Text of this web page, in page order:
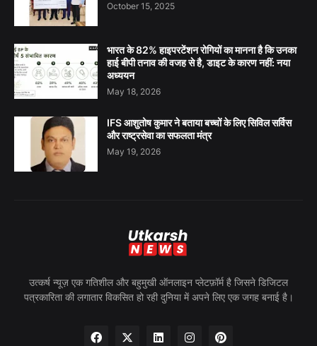
October 15, 2025
भारत के 82% हाइपरटेंशन रोगियों का मानना है कि उनका
हाई बीपी तनाव की वजह से है, डाइट के कारण नहीं: नया
अध्ययन
May 18, 2026
IFS आशुतोष कुमार ने बताया बच्चों के लिए सिविल सर्विस
और राष्ट्रसेवा का सफलता मंत्र
May 19, 2026
उत्कर्ष न्यूज़ एक गतिशील और बहुमुखी ऑनलाइन प्लेटफ़ॉर्म है जिसने डिजिटल
पत्रकारिता की लगातार विकसित हो रही दुनिया में अपने लिए एक जगह बनाई है।